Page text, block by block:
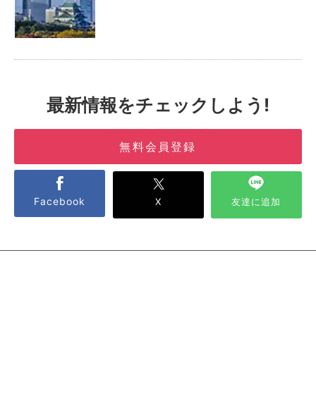
最新情報をチェックしよう!
無料会員登録
Facebook X 友達に追加